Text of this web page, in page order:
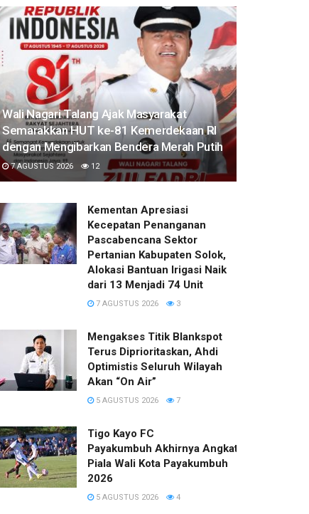
Wali Nagari Talang Ajak Masyarakat
Semarakkan HUT ke-81 Kemerdekaan RI
dengan Mengibarkan Bendera Merah Putih
7 AGUSTUS 2026 12
Kementan Apresiasi
Kecepatan Penanganan
Pascabencana Sektor
Pertanian Kabupaten Solok,
Alokasi Bantuan Irigasi Naik
dari 13 Menjadi 74 Unit
7 AGUSTUS 2026 3
Mengakses Titik Blankspot
Terus Diprioritaskan, Ahdi
Optimistis Seluruh Wilayah
Akan “On Air”
5 AGUSTUS 2026 7
Tigo Kayo FC
Payakumbuh Akhirnya Angkat Trofi
Piala Wali Kota Payakumbuh
2026
5 AGUSTUS 2026 4